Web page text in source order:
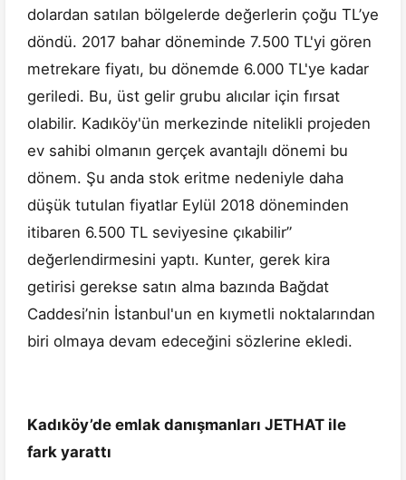
dolardan satılan bölgelerde değerlerin çoğu TL’ye
döndü. 2017 bahar döneminde 7.500 TL'yi gören
metrekare fiyatı, bu dönemde 6.000 TL'ye kadar
geriledi. Bu, üst gelir grubu alıcılar için fırsat
olabilir. Kadıköy'ün merkezinde nitelikli projeden
ev sahibi olmanın gerçek avantajlı dönemi bu
dönem. Şu anda stok eritme nedeniyle daha
düşük tutulan fiyatlar Eylül 2018 döneminden
itibaren 6.500 TL seviyesine çıkabilir”
değerlendirmesini yaptı. Kunter, gerek kira
getirisi gerekse satın alma bazında Bağdat
Caddesi’nin İstanbul'un en kıymetli noktalarından
biri olmaya devam edeceğini sözlerine ekledi.
Kadıköy’de emlak danışmanları JETHAT ile
fark yarattı